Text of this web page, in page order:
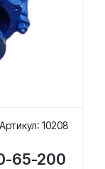
Артикул: 10208
65-200